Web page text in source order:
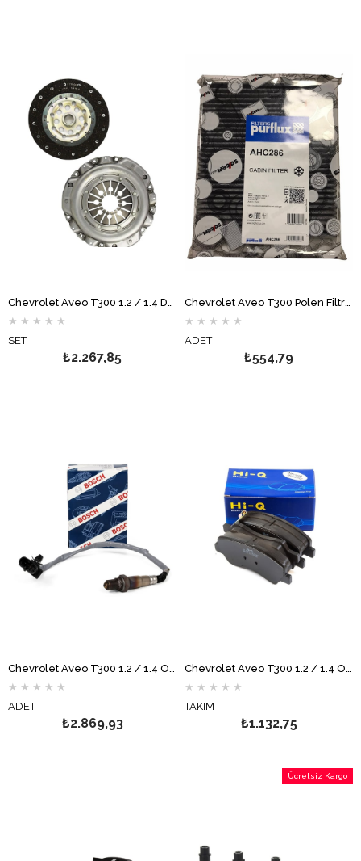
★ ★ ★ ★ ★
SET
₺2.267,85
★ ★ ★ ★ ★
ADET
₺554,79
Chevrolet Aveo T300 1.2 / 1.4 Oksijen Sensörü 1. Konum BOSCH
★ ★ ★ ★ ★
ADET
₺2.869,93
Chevrolet Aveo T300 1.2 / 1.4 Ön Fren Balata Takımı Hİ-Q
★ ★ ★ ★ ★
TAKIM
₺1.132,75
Ücretsiz Kargo